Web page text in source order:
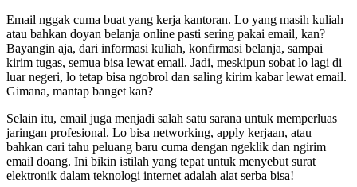
Email nggak cuma buat yang kerja kantoran. Lo yang masih kuliah
atau bahkan doyan belanja online pasti sering pakai email, kan?
Bayangin aja, dari informasi kuliah, konfirmasi belanja, sampai
kirim tugas, semua bisa lewat email. Jadi, meskipun sobat lo lagi di
luar negeri, lo tetap bisa ngobrol dan saling kirim kabar lewat email.
Gimana, mantap banget kan?
Selain itu, email juga menjadi salah satu sarana untuk memperluas
jaringan profesional. Lo bisa networking, apply kerjaan, atau
bahkan cari tahu peluang baru cuma dengan ngeklik dan ngirim
email doang. Ini bikin istilah yang tepat untuk menyebut surat
elektronik dalam teknologi internet adalah alat serba bisa!